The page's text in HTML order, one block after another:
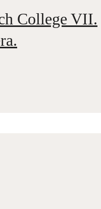
College VII.